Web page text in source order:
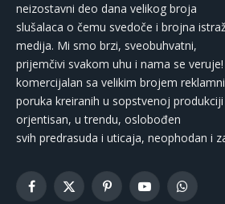
neizostavni deo dana velikog broja
slušalaca o čemu svedoče i brojna
medija. Mi smo brzi, sveobuhvatni,
prijemčivi svakom uhu i nama se
komercijalan sa velikim brojem
poruka kreiranih u sopstvenoj produkciji
orjentisan, u trendu, oslobođen
svih predrasuda i uticaja, neophodan i
Facebook
X
PinterestYouTubeWhatsApp